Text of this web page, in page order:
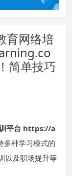
育网络培
简单技巧
训平台 https://a
多种学习模式的
以及职场提升等